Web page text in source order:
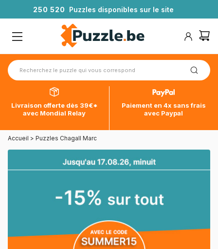
250 520 Puzzles disponibles sur le site
Livraison offerte dès 39€*
avec Mondial Relay
Paiement en 4x sans frais
avec Paypal
Accueil > Puzzles Chagall Marc